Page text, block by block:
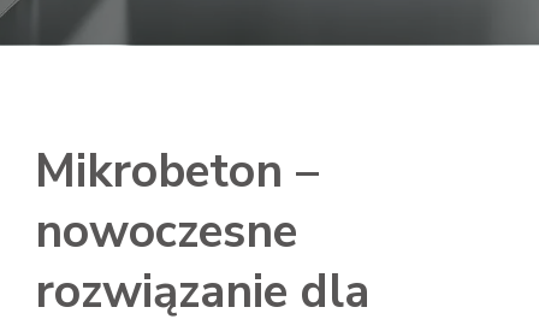
Mikrobeton –
nowoczesne
rozwiązanie dla